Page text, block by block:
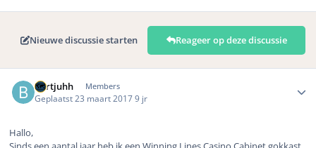
Nieuwe discussie starten Reageer op deze discussie
Bertjuhh Members
Geplaatst 23 maart 20179 jr
Hallo,